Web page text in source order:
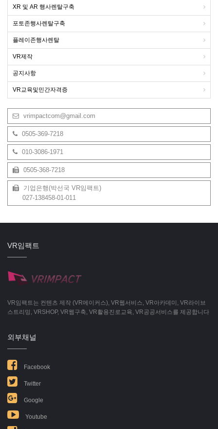
XR 및 AR 행사렌탈구축
포토존행사렌탈구축
플레이존행사렌탈
VR제작
공지사항
VR교육및민간자격증
vrimpactcom@gmail.com
0505-369-7218
010-3086-1971
0505-368-7218
기업은행(박선국 VR임팩트)
027-138458-01-011
VR임팩트
VR임팩트는 컨텐츠 제작 (VR메이커스), VR웹서비스, VR아카데미, VR라이브
스트리밍, VRSHOP, VR웹구축, VR활용진로교육, VR공공서비스를 제공합니다
외부채널
Facebook
Twitter
Google
Youtube